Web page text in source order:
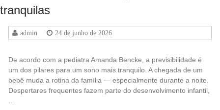
tranquilas
admin 24 de junho de 2026
De acordo com a pediatra Amanda Bencke, a previsibilidade é
um dos pilares para um sono mais tranquilo. A chegada de um
bebê muda a rotina da família — especialmente durante a noite.
Despertares frequentes fazem parte do desenvolvimento infantil,